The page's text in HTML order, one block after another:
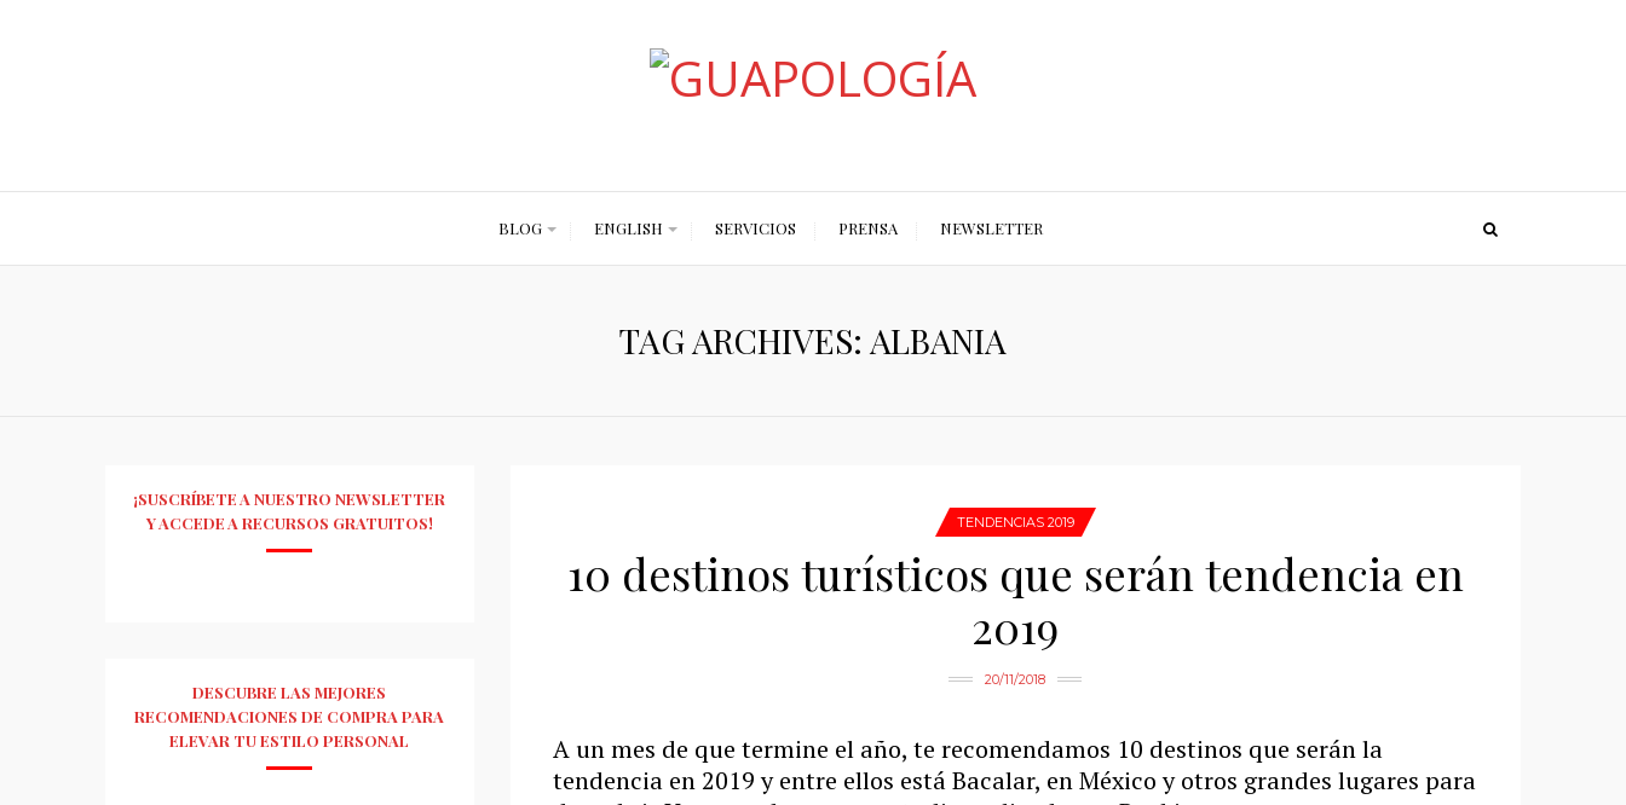
BLOG ENGLISH SERVICIOS PRENSA NEWSLETTER
TAG ARCHIVES: ALBANIA
TENDENCIAS 2019
10 destinos turísticos que serán tendencia en
2019
20/11/2018
A un mes de que termine el año, te recomendamos 10 destinos que serán la
tendencia en 2019 y entre ellos está Bacalar, en México y otros grandes lugares para
¡SUSCRÍBETE A NUESTRO NEWSLETTER
Y ACCEDE A RECURSOS GRATUITOS!
DESCUBRE LAS MEJORES
RECOMENDACIONES DE COMPRA PARA
ELEVAR TU ESTILO PERSONAL